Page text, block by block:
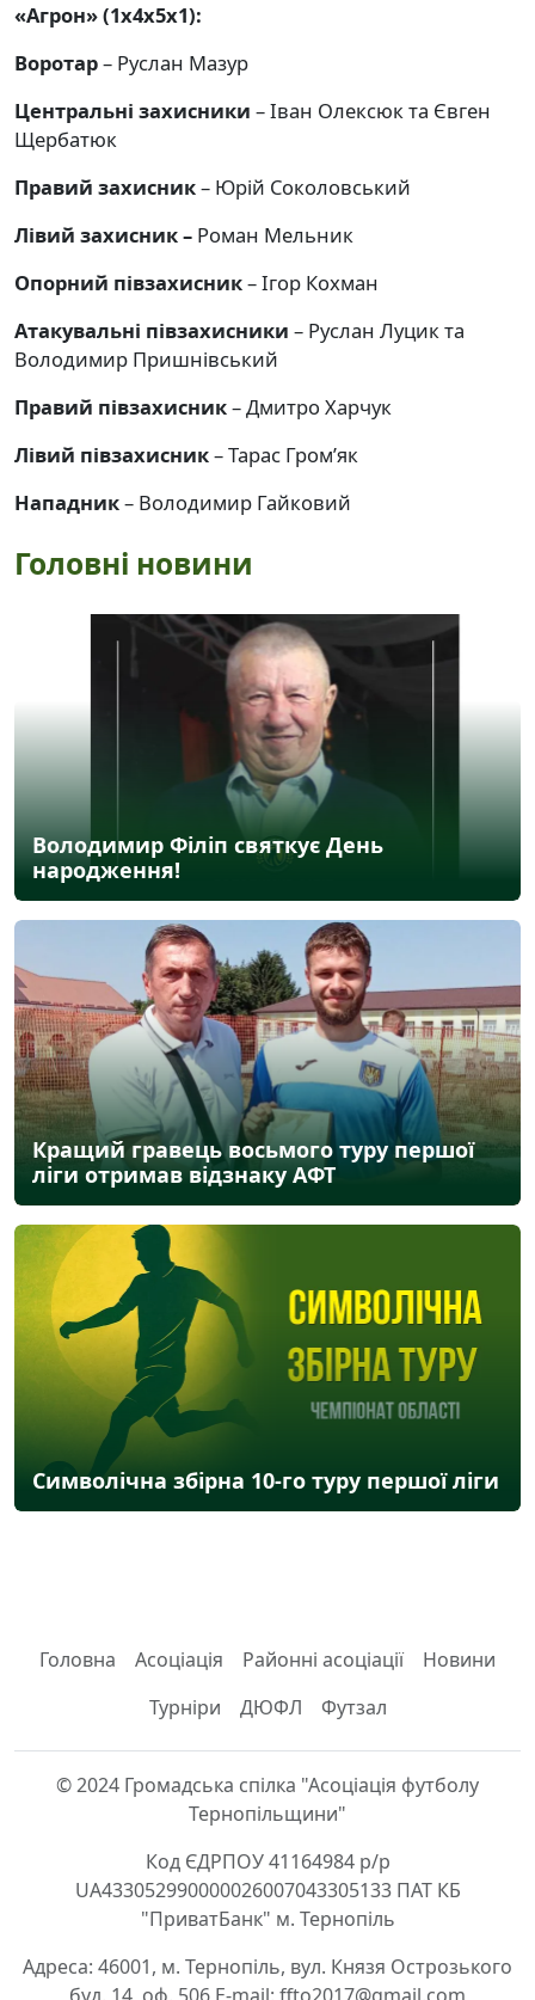
«Агрон» (1х4х5х1):
Воротар– Руслан Мазур
Центральні захисники – Іван Олексюк та Євген
Щербатюк
Правий захисник– Юрій Соколовський
Лівий захисник – Роман Мельник
Опорний півзахисник– Ігор Кохман
Атакувальні півзахисники – Руслан Луцик та
Володимир Пришнівський
Правий півзахисник– Дмитро Харчук
Лівий півзахисник– Тарас Гром’як
Нападник– Володимир Гайковий
Головні новини
Володимир Філіп святкує День
народження!
Кращий гравець восьмого туру першої
ліги отримав відзнаку АФТ
Символічна збірна 10-го туру першої ліги
Головна Асоціація Районні асоціації
Новини
Турніри
ДЮФЛ Футзал
© 2024 Громадська спілка "Асоціація футболу
Тернопільщини"
Код ЄДРПОУ 41164984 р/р
UA433052990000026007043305133 ПАТ КБ
"ПриватБанк" м. Тернопіль
Адреса: 46001, м. Тернопіль, вул. Князя Острозького